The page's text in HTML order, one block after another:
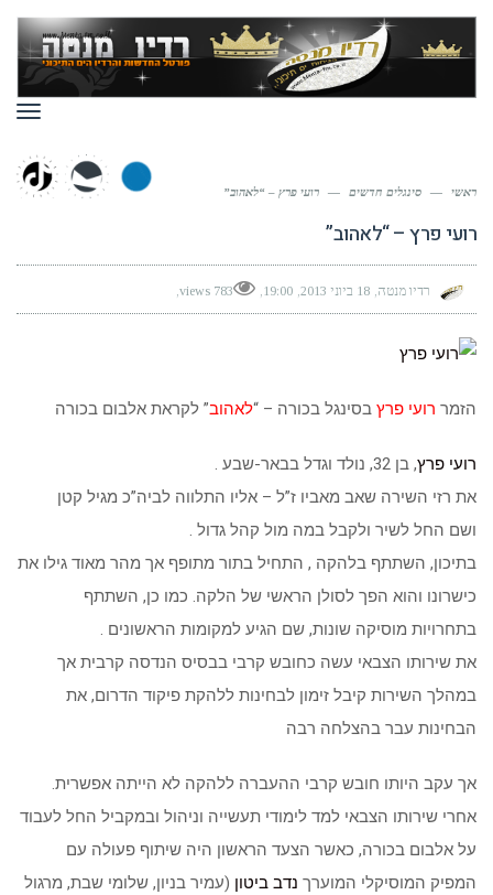
ראשי — סינגלים חדשים — רועי פרץ – “לאהוב”
רועי פרץ – “לאהוב”
רדיו מנטה 18 ביוני 2013 19:00
783 views
הזמר רועי פרץ בסינגל בכורה – “לאהוב” לקראת אלבום בכורה
רועי פרץ, בן 32, נולד וגדל בבאר-שבע .
את רזי השירה שאב מאביו ז”ל – אליו התלווה לביה”כ מגיל קטן
ושם החל לשיר ולקבל במה מול קהל גדול .
בתיכון, השתתף בלהקה , התחיל בתור מתופף אך מהר מאוד גילו את
כישרונו והוא הפך לסולן הראשי של הלקה. כמו כן, השתתף
בתחרויות מוסיקה שונות, שם הגיע למקומות הראשונים .
את שירותו הצבאי עשה כחובש קרבי בבסיס הנדסה קרבית אך
במהלך השירות קיבל זימון לבחינות ללהקת פיקוד הדרום, את
הבחינות עבר בהצלחה רבה
אך עקב היותו חובש קרבי ההעברה ללהקה לא הייתה אפשרית.
אחרי שירותו הצבאי למד לימודי תעשייה וניהול ובמקביל החל לעבוד
על אלבום בכורה, כאשר הצעד הראשון היה שיתוף פעולה עם
המפיק המוסיקלי המוערך נדב ביטון (עמיר בניון, שלומי שבת, מרגול